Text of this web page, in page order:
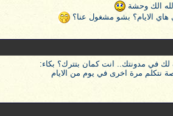
الك وحشة
هاي الايام؟ بشو مشغول عنا؟
في مدونتك.. انت كمان بتترك؟ بكاء:
نتكلم مرة اخرى في يوم من الايام